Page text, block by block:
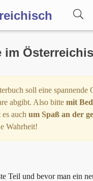
im
soll eine spannende
abgibt. Also bitte mit
auch um Spaß an der
Wahrheit!
Teil und bevor man ein